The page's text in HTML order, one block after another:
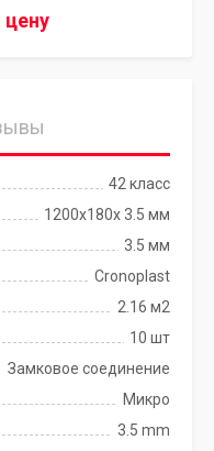
42 класс
1200х180х 3.5 мм
3.5 мм
Cronoplast
2.16 м2
10 шт
Замковое соединение
Микро
3.5 mm